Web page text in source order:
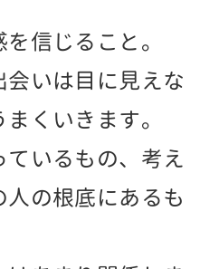
信じること。
いは目に見えな
くいきます。
いるもの、考え
の根底にあるも